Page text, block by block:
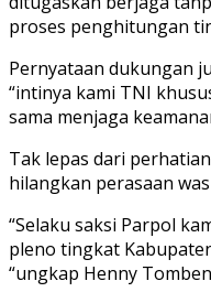
proses penghitungan
Pernyataan dukungan
“intinya kami TNI
sama menjaga
Tak lepas dari
hilangkan perasaan
“Selaku saksi Parpol
pleno tingkat
“ungkap Henny